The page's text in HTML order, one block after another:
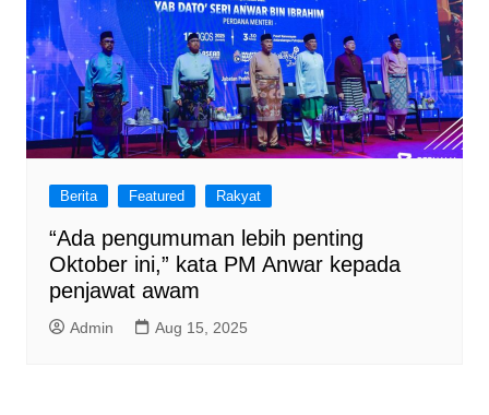
Berita Featured Rakyat
“Ada pengumuman lebih penting
Oktober ini,” kata PM Anwar kepada
penjawat awam
Admin Aug 15, 2025